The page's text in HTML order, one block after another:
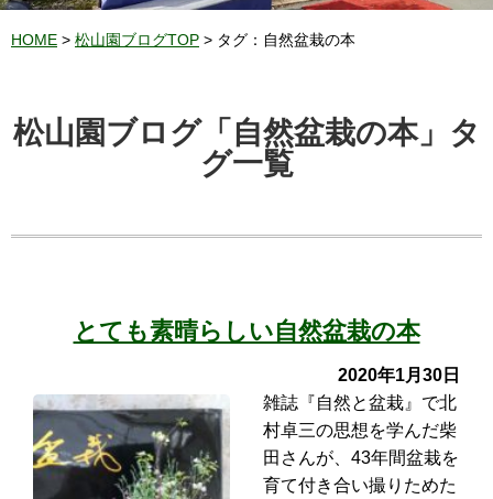
HOME > 松山園ブログTOP > タグ：自然盆栽の本
松山園ブログ「自然盆栽の本」タ
グ一覧
とても素晴らしい自然盆栽の本
2020年1月30日
雑誌『自然と盆栽』で北
村卓三の思想を学んだ柴
田さんが、43年間盆栽を
育て付き合い撮りためた